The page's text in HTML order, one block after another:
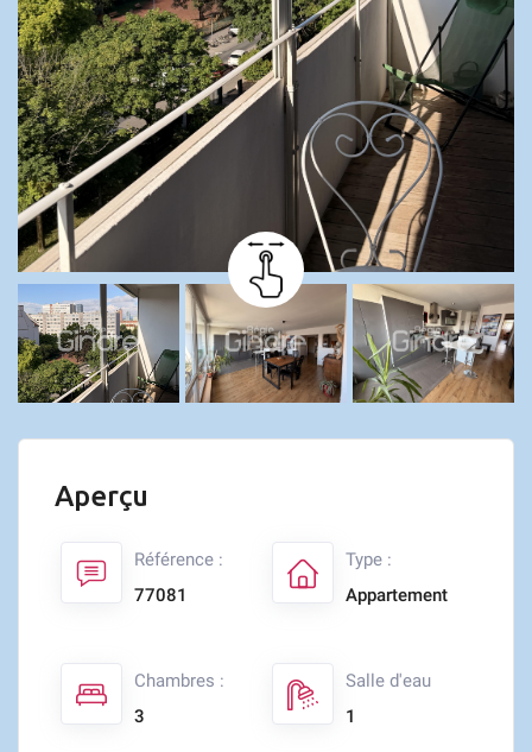
Aperçu
Référence :
77081
Type :
Appartement
Chambres :
3
Salle d'eau
1